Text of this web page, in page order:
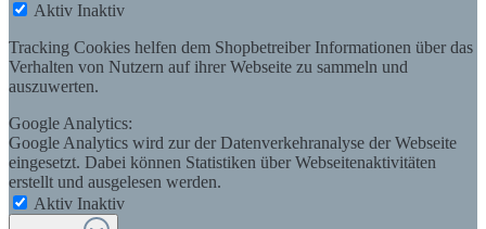
Aktiv Inaktiv
Tracking Cookies helfen dem Shopbetreiber Informationen über das
Verhalten von Nutzern auf ihrer Webseite zu sammeln und
auszuwerten.
Google Analytics:
Google Analytics wird zur der Datenverkehranalyse der Webseite
eingesetzt. Dabei können Statistiken über Webseitenaktivitäten
erstellt und ausgelesen werden.
Aktiv Inaktiv